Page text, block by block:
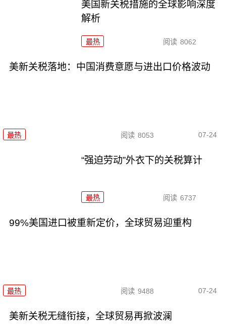
美国新关税措施的全球影响深度
解析
最热 阅读 8062
美新关税落地：中国消费意愿与进出口价格波动
最热 阅读 8053 07-24
“强迫劳动”外衣下的关税算计
最热 阅读 6737
99%美国进口被重新定价，全球贸易迎重构
最热 阅读 9488 07-24
美新关税无缝衔接，全球贸易再掀波澜